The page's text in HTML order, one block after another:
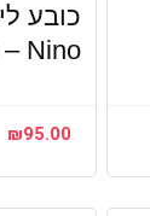
כובע
Nino – סתיו
₪95.00